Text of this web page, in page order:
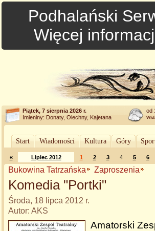
Podhalański
Więcej
Piątek, 7 sierpnia 2026 r.
Imieniny: Donaty, Olechny, Kajetana
od
Start Wiadomości Kultura Góry
« Lipiec 2012 1 2 3 4 5 6
Bukowina Tatrzańska Zaproszenia
Komedia "Portki"
Środa, 18 lipca 2012 r.
Autor: AKS
Amatorski